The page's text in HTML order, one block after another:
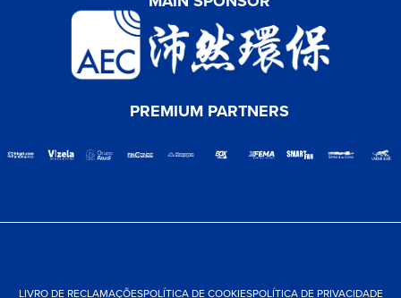
PREMIUM PARTNERS
LIVRO DE RECLAMAÇÕESPOLÍTICA DE COOKIESPOLÍTICA DE PRIVACIDADE